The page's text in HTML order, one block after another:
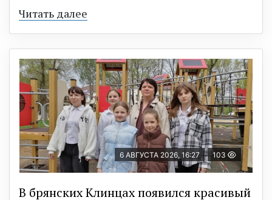
Читать далее
6 АВГУСТА 2026, 16:27 103
В брянских Клинцах появился красивый